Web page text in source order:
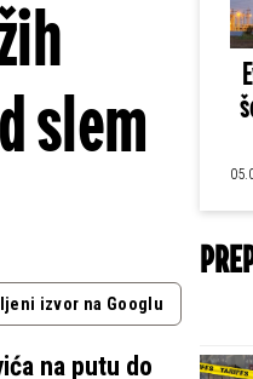
slem
izvor na Googlu
na putu do